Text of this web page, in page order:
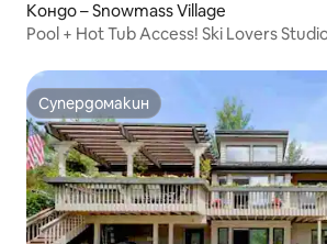
Кондо – Snowmass Village
Pool + Hot Tub Access! Ski Lovers
Супердомакин
Супердомакин